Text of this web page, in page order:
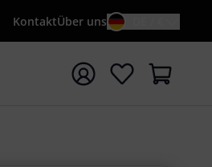
KontaktÜber uns
starten